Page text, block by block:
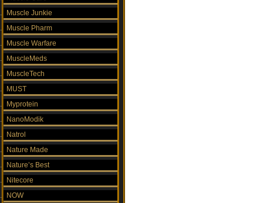
Muscle Junkie
Muscle Pharm
Muscle Warfare
MuscleMeds
MuscleTech
MUST
Myprotein
NanoModik
Natrol
Nature Made
Nature’s Best
Nitecore
NOW